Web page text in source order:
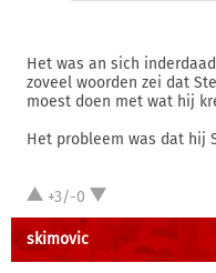
Het was an sich
zoveel woorden zei dat
moest doen met wat hij
Het probleem was dat hij
+3/-0
skimovic